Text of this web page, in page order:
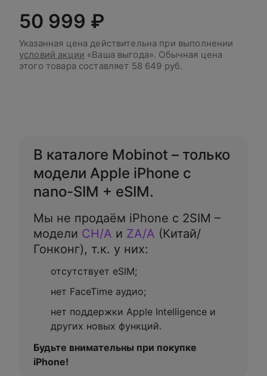
50 999 ₽
Указанная цена действительна при выполнении
условий акции «Ваша выгода». Обычная цена
этого товара составляет 58 649 руб.
В каталоге Mobinot – только
модели Apple iPhone с
nano-SIM + eSIM.
Мы не продаём iPhone с 2SIM –
модели CH/A и ZA/A (Китай/
Гонконг), т.к. у них:
отсутствует eSIM;
нет FaceTime аудио;
нет поддержки Apple Intelligence и
других новых функций.
Будьте внимательны при покупке
iPhone!